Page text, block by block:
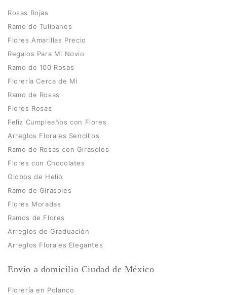
Rosas Rojas
Ramo de Tulipanes
Flores Amarillas Precio
Regalos Para Mi Novio
Ramo de 100 Rosas
Florería Cerca de Mí
Ramo de Rosas
Flores Rosas
Feliz Cumpleaños con Flores
Arreglos Florales Sencillos
Ramo de Rosas con Girasoles
Flores con Chocolates
Globos de Helio
Ramo de Girasoles
Flores Moradas
Ramos de Flores
Arreglos de Graduación
Arreglos Florales Elegantes
Envío a domicilio Ciudad de México
Florería en Polanco